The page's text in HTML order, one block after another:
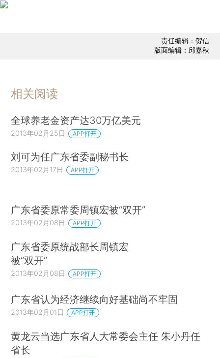
责任编辑：贺信
版面编辑：邱嘉秋
相关阅读
全球养老金资产达30万亿美元
2013年02月25日 APP打开
刘可为任广东省委副秘书长
2013年02月17日 APP打开
广东省委原常委周镇宏被“双开”
2013年02月08日 APP打开
广东省委原统战部长周镇宏
被“双开”
2013年02月08日 APP打开
广东省认为经济继续向好基础尚不牢固
2013年02月01日 APP打开
黄龙云当选广东省人大常委会主任 朱小丹任
省长